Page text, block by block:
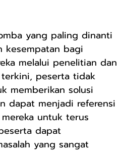
paling dinanti
kesempatan bagi
melalui penelitian dan
terkini, peserta tidak
memberikan solusi
dapat menjadi referensi
untuk terus
dapat
yang sangat